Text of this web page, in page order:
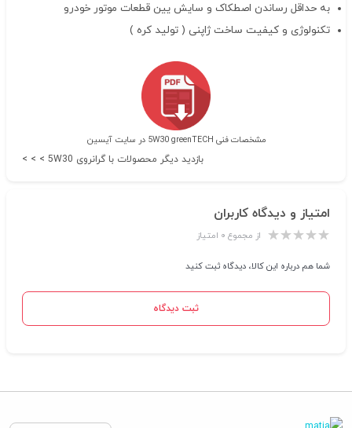
به حداقل رساندن اصطکاک و سایش یین قطعات موتور خودرو
تکنولوژی و کیفیت ساخت ژاپنی ( تولید کره )
مشخصات فنی 5W30 greenTECH در سایت آیسین
بازدید دیگر محصولات با گرانروی 5W30 > > >
امتیاز و دیدگاه کاربران
از مجموع ۰ امتیاز
شما هم درباره این کالا، دیدگاه ثبت کنید
ثبت دیدگاه